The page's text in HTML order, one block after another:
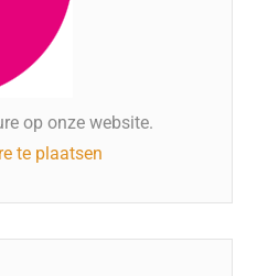
op onze website.
te plaatsen